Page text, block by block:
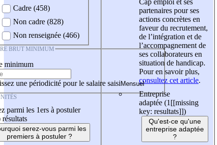
Cadre (458)
Non cadre (828)
Non renseignée (466)
BRUT MINIMUM
minimum
une périodicité pour le salaire saisi
parmi les 1ers à postuler
résultats
serez-vous parmi les
premiers à postuler ?
Cap emploi et ses
partenaires pour ses
actions concrètes en
faveur du recrutement,
de l’intégration et de
l’accompagnement de
ses collaborateurs en
situation de handicap.
Pour en savoir plus,
consultez cet article.
Entreprise
adaptée (1 [[missing
key: resultats]])
Qu'est-ce qu'une
entreprise adaptée
?